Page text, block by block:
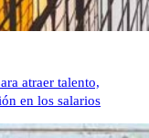
atraer talento,
en los salarios